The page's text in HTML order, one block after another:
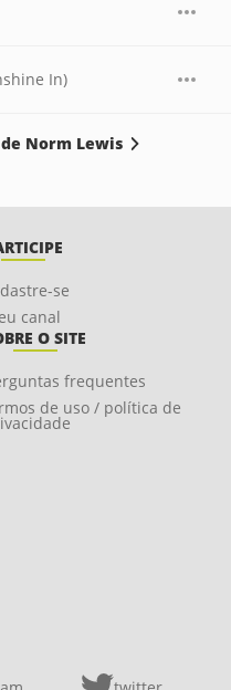
In)
Norm Lewis
se
canal
O SITE
frequentes
de uso / política de